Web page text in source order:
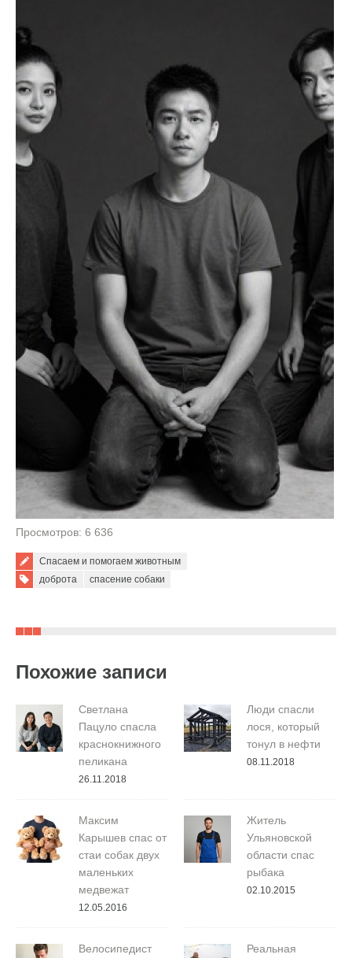
Просмотров: 6 636
Спасаем и помогаем животным
Tags:
доброта спасение собаки
Похожие записи
Светлана
Пацуло спасла
краснокнижного
пеликана
26.11.2018
Люди спасли
лося, который
тонул в нефти
08.11.2018
Максим
Карышев спас от
стаи собак двух
маленьких
медвежат
12.05.2016
Житель
Ульяновской
области спас
рыбака
02.10.2015
Велосипедист
Реальная